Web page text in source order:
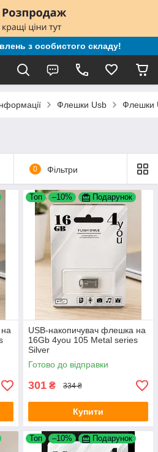
з особистого складу!
Флешки Usb Флешки
0 Фільтри
Топ –10% Подарунок
USB-накопичувач флешка на
16Gb 4you 105 Metal series
Silver
Готово до відправки
301 ₴ 334 ₴
Купити
Топ –10% Подарунок